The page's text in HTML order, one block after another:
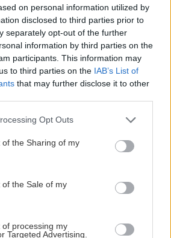
on personal information utilized by
disclosed to third parties prior to
separately opt-out of the further
information by third parties on the
participants. This information may
to third parties on the IAB’s List of
that may further disclose it to other
app uses one or more Google
or usage behaviour. You may click to
to Google and its third-party tags to
specified purposes in below Google
Opt Outs
the Sharing of my
the Sale of my
processing my
Targeted Advertising.